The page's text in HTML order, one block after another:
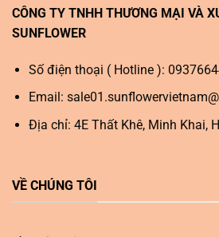
CÔNG TY TNHH THƯƠNG MẠI VÀ
SUNFLOWER
Số điện thoại ( Hotline ):
Email:
Địa chỉ: 4E Thất Khê, Minh Khai,
VỀ CHÚNG TÔI